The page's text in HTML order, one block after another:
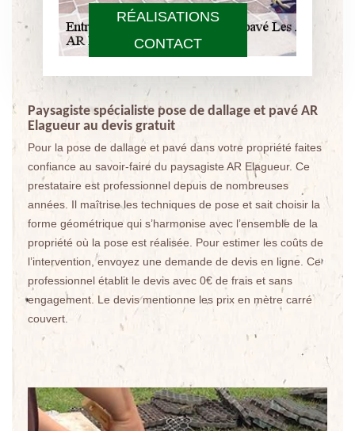
RÉALISATIONS
CONTACT
Paysagiste spécialiste pose de dallage et pavé AR
Elagueur au devis gratuit
Pour la pose de dallage et pavé dans votre propriété faites
confiance au savoir-faire du paysagiste AR Elagueur. Ce
prestataire est professionnel depuis de nombreuses
années. Il maîtrise les techniques de pose et sait choisir la
forme géométrique qui s’harmonise avec l’ensemble de la
propriété où la pose est réalisée. Pour estimer les coûts de
l’intervention, envoyez une demande de devis en ligne. Ce
professionnel établit le devis avec 0€ de frais et sans
engagement. Le devis mentionne les prix en mètre carré
couvert.